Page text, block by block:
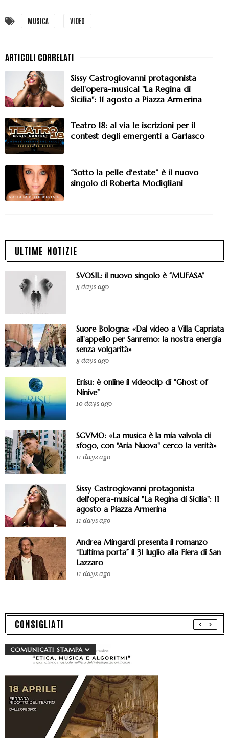
MUSICA VIDEO
Sissy Castrogiovanni protagonista
dell'opera-musical "La Regina di
Sicilia": 11 agosto a Piazza Armerina
Teatro 18: al via le iscrizioni per il
contest degli emergenti a Garlasco
“Sotto la pelle d'estate” è il nuovo
singolo di Roberta Modìgliani
ULTIME NOTIZIE
SVOSIL: il nuovo singolo è “MUFASA”
8 days ago
Suore Bologna: «Dal video a Villa Capriata
all'appello per Sanremo: la nostra energia
senza volgarità»
8 days ago
Erisu: è online il videoclip di “Ghost of
Ninive”
10 days ago
SGVMO: «La musica è la mia valvola di
sfogo, con "Aria Nuova" cerco la verità»
11 days ago
Sissy Castrogiovanni protagonista
dell'opera-musical "La Regina di Sicilia": 11
agosto a Piazza Armerina
11 days ago
Andrea Mingardi presenta il romanzo
“L'ultima porta” il 31 luglio alla Fiera di San
Lazzaro
11 days ago
CONSIGLIATI
COMUNICATI STAMPA